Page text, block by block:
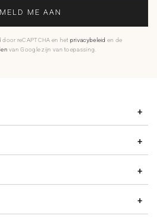
ME AAN
reCAPTCHA en het privacybeleid en de
van Google zijn van toepassing.